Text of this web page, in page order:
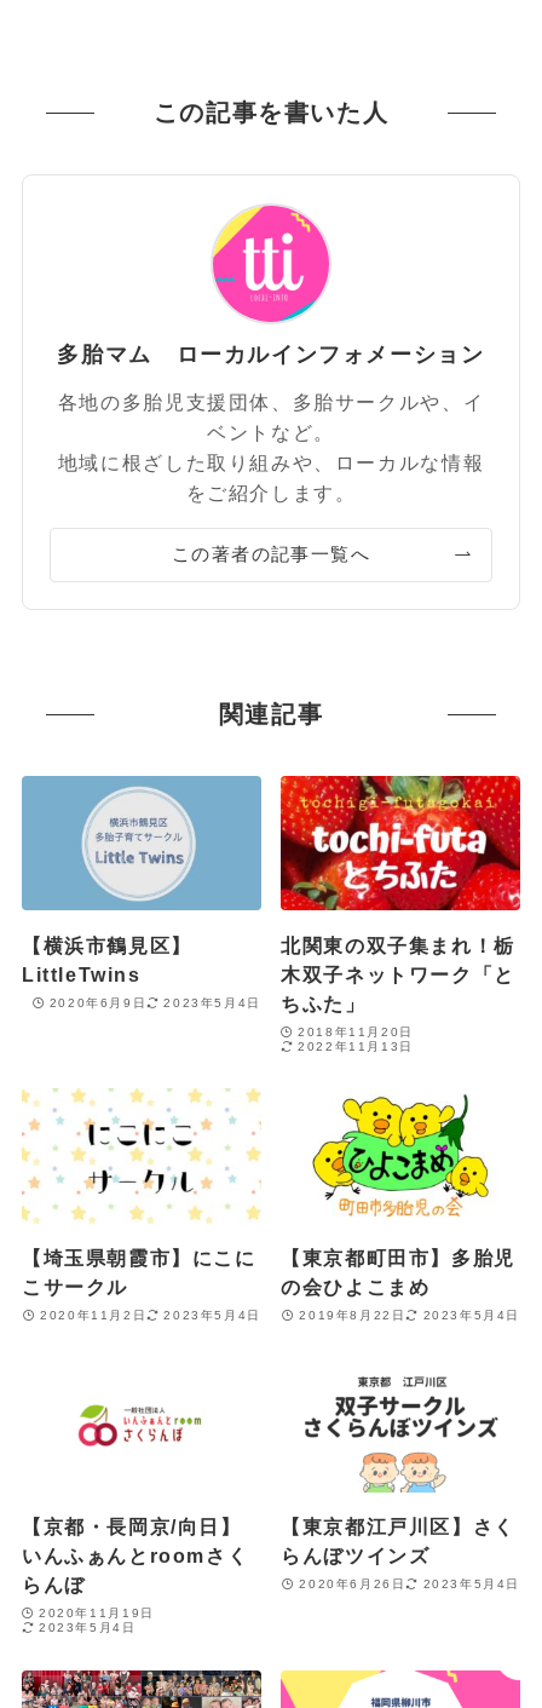
この記事を書いた人
多胎マム ローカルインフォメーション
各地の多胎児支援団体、多胎サークルや、イ
ベントなど。
地域に根ざした取り組みや、ローカルな情報
をご紹介します。
この著者の記事一覧へ
関連記事
【横浜市鶴見区】
LittleTwins
2020年6月9日 2023年5月4日
北関東の双子集まれ！栃
木双子ネットワーク「と
ちふた」
2018年11月20日
2022年11月13日
【埼玉県朝霞市】にこに
こサークル
2020年11月2日 2023年5月4日
【東京都町田市】多胎児
の会ひよこまめ
2019年8月22日 2023年5月4日
【京都・長岡京/向日】
いんふぁんとroomさく
らんぼ
2020年11月19日
2023年5月4日
【東京都江戸川区】さく
らんぼツインズ
2020年6月26日 2023年5月4日